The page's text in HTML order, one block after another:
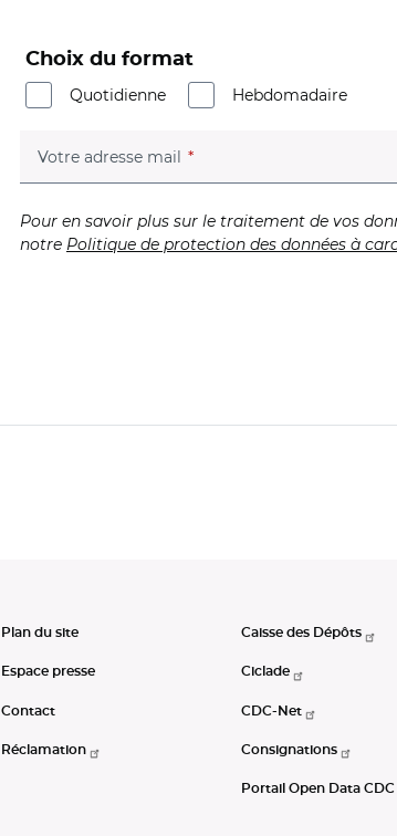
Choix du format
Quotidienne
Hebdomadaire
Votre adresse mail (champ obligatoire)
Pour en savoir plus sur le traitement de vos
notre Politique de protection des données à
Plan du site
Espace presse
Contact
Réclamation
Caisse des Dépôts
Ciclade
CDC-Net
Consignations
Portail Open Data CDC